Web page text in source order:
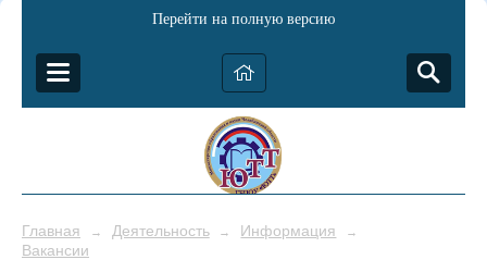
Перейти на полную версию
Главная → Деятельность → Информация →
Вакансии